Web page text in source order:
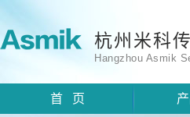
杭州米科
Hangzhou Asmik
首 页